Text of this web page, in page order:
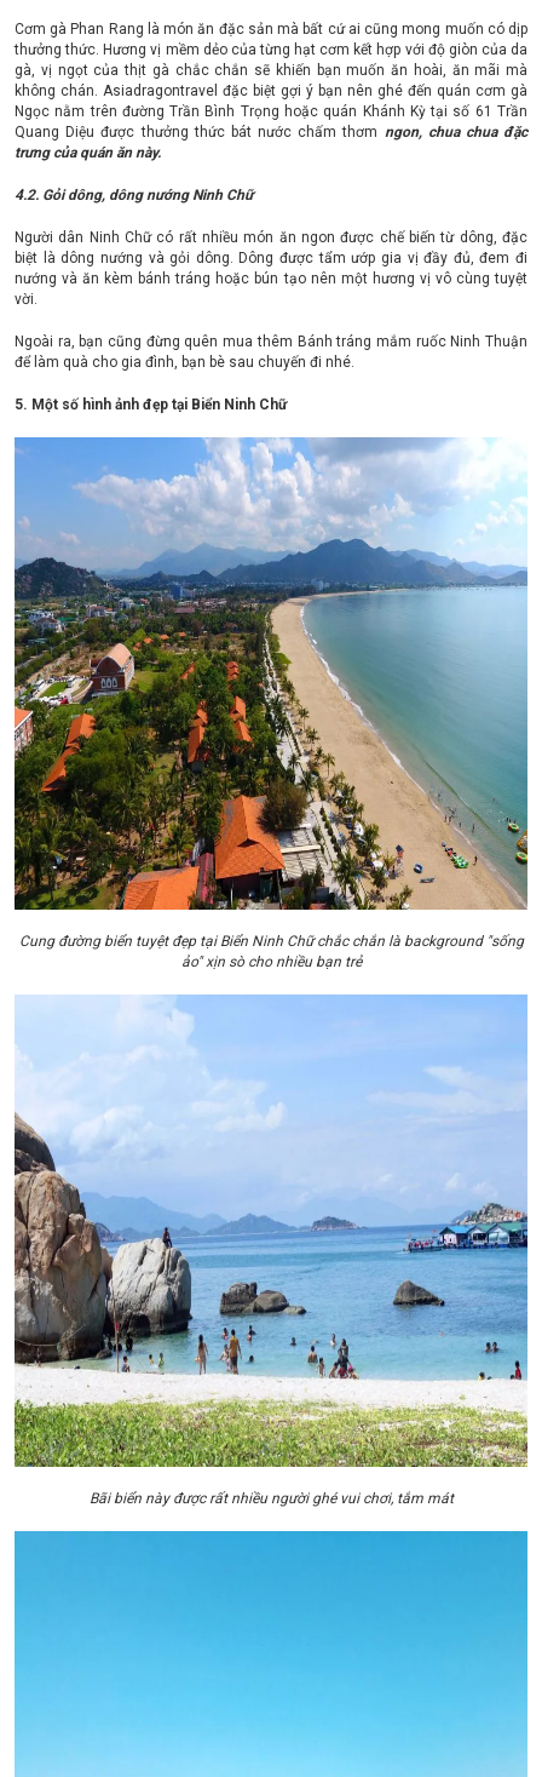
Cơm gà Phan Rang là món ăn đặc sản mà bất cứ ai cũng mong muốn có dịp
thưởng thức. Hương vị mềm dẻo của từng hạt cơm kết hợp với độ giòn của da
gà, vị ngọt của thịt gà chắc chắn sẽ khiến bạn muốn ăn hoài, ăn mãi mà
không chán. Asiadragontravel đặc biệt gợi ý bạn nên ghé đến quán cơm gà
Ngọc nằm trên đường Trần Bình Trọng hoặc quán Khánh Kỳ tại số 61 Trần
Quang Diệu được thưởng thức bát nước chấm thơm ngon, chua chua đặc
trưng của quán ăn này.
4.2. Gỏi dông, dông nướng Ninh Chữ
Người dân Ninh Chữ có rất nhiều món ăn ngon được chế biến từ dông, đặc
biệt là dông nướng và gỏi dông. Dông được tẩm ướp gia vị đầy đủ, đem đi
nướng và ăn kèm bánh tráng hoặc bún tạo nên một hương vị vô cùng tuyệt
vời.
Ngoài ra, bạn cũng đừng quên mua thêm Bánh tráng mắm ruốc Ninh Thuận
để làm quà cho gia đình, bạn bè sau chuyến đi nhé.
5. Một số hình ảnh đẹp tại Biển Ninh Chữ
Cung đường biển tuyệt đẹp tại Biển Ninh Chữ chắc chắn là background "sống
ảo" xịn sò cho nhiều bạn trẻ
Bãi biển này được rất nhiều người ghé vui chơi, tắm mát